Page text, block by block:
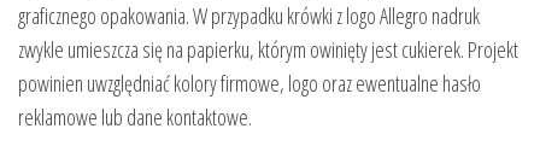
graficznego opakowania. W przypadku krówki z logo Allegro nadruk
zwykle umieszcza się na papierku, którym owinięty jest cukierek. Projekt
powinien uwzględniać kolory firmowe, logo oraz ewentualne hasło
reklamowe lub dane kontaktowe.